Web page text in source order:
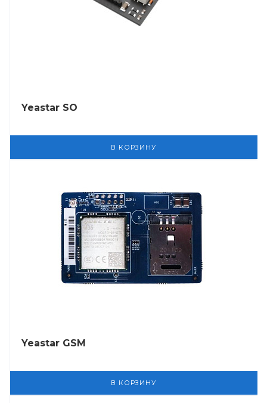
Yeastar SO
В КОРЗИНУ
Yeastar GSM
В КОРЗИНУ